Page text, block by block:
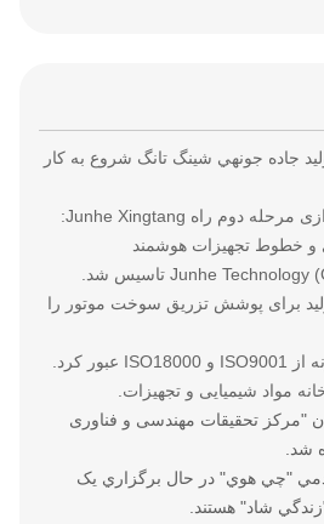
تولید جاده جونهي شينگ تانگ شروع به کار
۲۰۲۴ راه اندازی و راه اندازی مرحله دوم راه Junhe Xingtang:
و خطوط تجهیزات هوشمند
تولید برای پوشش تزریق سوخت موتور را
"مرکز تحقیقات مهندسی و فناوری
شد.
"چي هوي" در حال برگزاري يک
شاد" هستند.